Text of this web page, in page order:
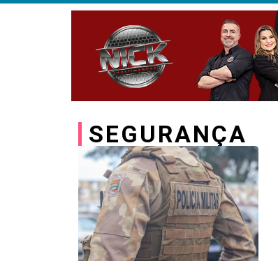
SEGURANÇA